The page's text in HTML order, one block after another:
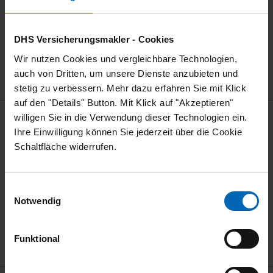
DHS Versicherungsmakler - Cookies
Wir nutzen Cookies und vergleichbare Technologien,
auch von Dritten, um unsere Dienste anzubieten und
stetig zu verbessern. Mehr dazu erfahren Sie mit Klick
auf den "Details" Button. Mit Klick auf "Akzeptieren"
willigen Sie in die Verwendung dieser Technologien ein.
Ihre Einwilligung können Sie jederzeit über die Cookie
Schaltfläche widerrufen.
Notwendig
Funktional
Unsere Werte verbinden Stabilität mit Zukunft,
Kompetenz mit Menschlichkeit und
klare Entscheidungen mit echter Partnerschaft.
Verlässlichkeit Kundenfokusund
Innovationsgeist
- getragen von einem starken
Miteinander
- sind das Fundament unseres